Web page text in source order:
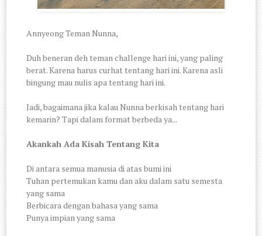
Annyeong Teman Nunna,
Duh beneran deh teman challenge hari ini, yang paling
berat. Karena harus curhat tentang hari ini. Karena asli
bingung mau nulis apa tentang hari ini.
Jadi, bagaimana jika kalau Nunna berkisah tentang hari
kemarin? Tapi dalam format berbeda ya...
Akankah Ada Kisah Tentang Kita
Di antara semua manusia di atas bumi ini
Tuhan pertemukan kamu dan aku dalam satu semesta
yang sama
Berbicara dengan bahasa yang sama
Punya impian yang sama